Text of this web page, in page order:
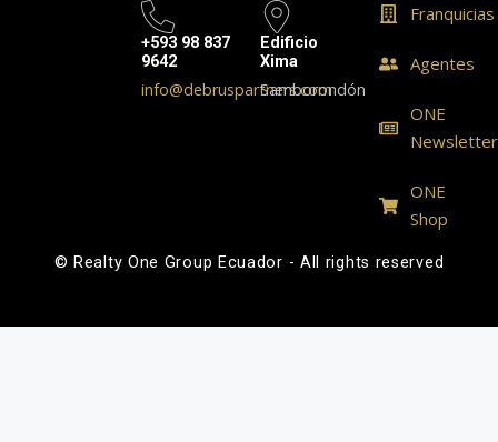
+593 98 837
9642
info@debruspartners.com
Edificio
Xima
Samborondón
Franquicias
Agentes
ONE
Newsletter
ONE
Shop
© Realty One Group Ecuador - All rights reserved